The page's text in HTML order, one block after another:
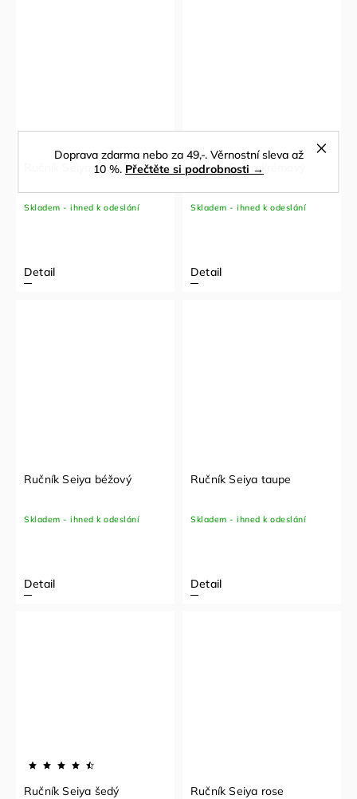
Doprava zdarma nebo za 49,-. Věrnostní sleva až
10 %. Přečtěte si podrobnosti →
Ručník Seiya bílý
Skladem - ihned k odeslání
Detail
Ručník Seiya krémový
Skladem - ihned k odeslání
Detail
Ručník Seiya béžový
Skladem - ihned k odeslání
Detail
Ručník Seiya taupe
Skladem - ihned k odeslání
Detail
Ručník Seiya šedý Ručník Seiya rose